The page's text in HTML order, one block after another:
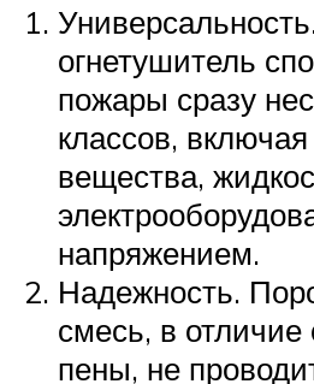
огнетушитель
пожары сразу
классов,
вещества,
напряжением.
Надежность.
смесь, в
пены, не